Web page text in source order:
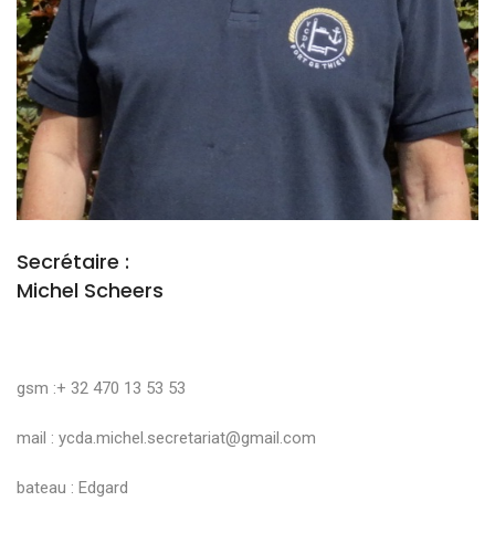
Secrétaire :
Michel Scheers
gsm :+ 32 470 13 53 53
mail : ycda.michel.secretariat@gmail.com
bateau : Edgard